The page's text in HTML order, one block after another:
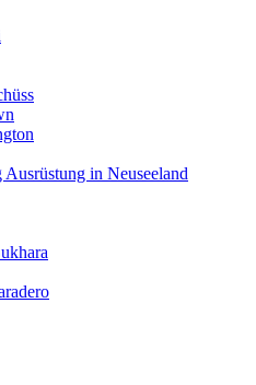
in Neuseeland